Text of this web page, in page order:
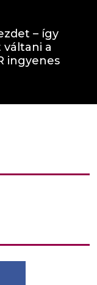
– így
a
ingyenes